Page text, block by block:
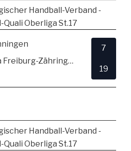
Handball-Verband -
Oberliga St.17
TSV Alemannia Freiburg-Zähringen
7
19
Handball-Verband -
Oberliga St.17